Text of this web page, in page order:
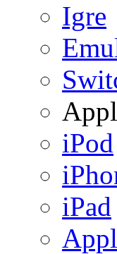
Igre
iPod
iPad